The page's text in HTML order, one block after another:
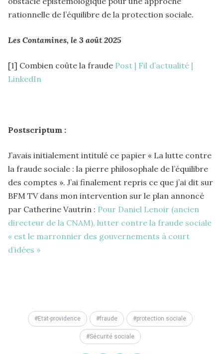
rationnelle de l’équilibre de la protection sociale.
Les Contamines, le 3 août 2025
[1] Combien coûte la fraude Post | Fil d’actualité |
LinkedIn
Postscriptum :
J’avais initialement intitulé ce papier « La lutte contre
la fraude sociale : la pierre philosophale de l’équilibre
des comptes ». J’ai finalement repris ce que j’ai dit sur
BFM TV dans mon intervention sur le plan annoncé
par Catherine Vautrin : Pour Daniel Lenoir (ancien
directeur de la CNAM), lutter contre la fraude sociale
« est le marronnier des gouvernements à court
d’idées »
Etat-providence fraude protection sociale
Sécurité sociale